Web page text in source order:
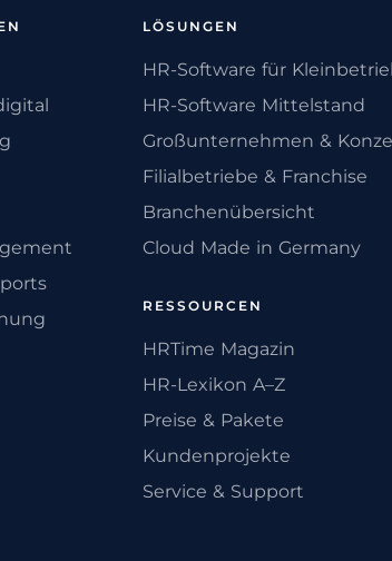
LÖSUNGEN
HR-Software für
HR-Software Mittelstand
Großunternehmen &
Filialbetriebe & Franchise
Branchenübersicht
Cloud Made in Germany
RESSOURCEN
HRTime Magazin
HR-Lexikon A–Z
Preise & Pakete
Kundenprojekte
Service & Support